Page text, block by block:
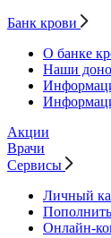
Банк крови
О банке
Наши
Акции
Врачи
Сервисы
Личный
Онлайн-